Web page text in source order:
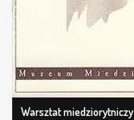
Warsztat miedziorytniczy